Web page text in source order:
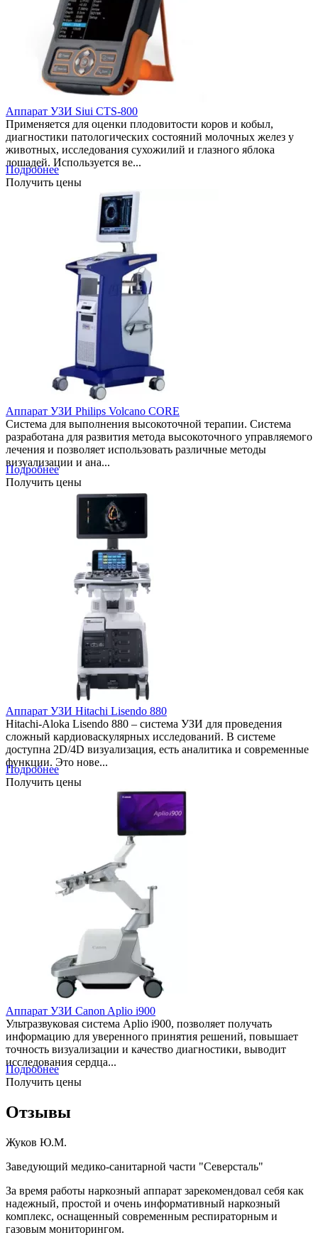
Аппарат УЗИ Siui CTS-800
Применяется для оценки плодовитости коров и кобыл,
диагностики патологических состояний молочных желез у
животных, исследования сухожилий и глазного яблока
лошадей. Используется ве...
Подробнее
Получить цены
Аппарат УЗИ Philips Volcano CORE
Cистема для выполнения высокоточной терапии. Система
разработана для развития метода высокоточного управляемого
лечения и позволяет использовать различные методы
визуализации и ана...
Подробнее
Получить цены
Аппарат УЗИ Hitachi Lisendo 880
Hitachi-Aloka Lisendo 880 – система УЗИ для проведения
сложный кардиоваскулярных исследований. В системе
доступна 2D/4D визуализация, есть аналитика и современные
функции. Это нове...
Подробнее
Получить цены
Аппарат УЗИ Canon Aplio i900
Ультразвуковая система Aplio i900, позволяет получать
информацию для уверенного принятия решений, повышает
точность визуализации и качество диагностики, выводит
исследования сердца...
Подробнее
Получить цены
Отзывы
Жуков Ю.М.
Заведующий медико-санитарной части "Северсталь"
За время работы наркозный аппарат зарекомендовал себя как
надежный, простой и очень информативный наркозный
комплекс, оснащенный современным респираторным и
газовым мониторингом.